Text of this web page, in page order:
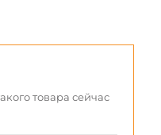
товара сейчас